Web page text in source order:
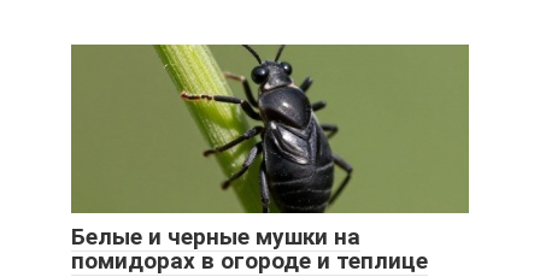
Белые и черные мушки на
помидорах в огороде и теплице